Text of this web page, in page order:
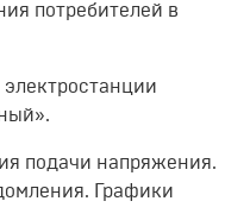
потребителей в
подачи напряжения.
Графики